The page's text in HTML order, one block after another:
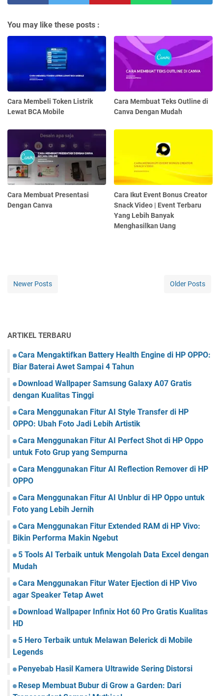
You may like these posts :
Cara Membeli Token Listrik
Lewat BCA Mobile
Cara Membuat Teks Outline di
Canva Dengan Mudah
Cara Membuat Presentasi
Dengan Canva
Cara Ikut Event Bonus Creator
Snack Video | Event Terbaru
Yang Lebih Banyak
Menghasilkan Uang
Newer Posts Older Posts
ARTIKEL TERBARU
Cara Mengaktifkan Battery Health Engine di HP OPPO:
Biar Baterai Awet Sampai 4 Tahun
Download Wallpaper Samsung Galaxy A07 Gratis
dengan Kualitas Tinggi
Cara Menggunakan Fitur AI Style Transfer di HP
OPPO: Ubah Foto Jadi Lebih Artistik
Cara Menggunakan Fitur AI Perfect Shot di HP Oppo
untuk Foto Grup yang Sempurna
Cara Menggunakan Fitur AI Reflection Remover di HP
OPPO
Cara Menggunakan Fitur AI Unblur di HP Oppo untuk
Foto yang Lebih Jernih
Cara Menggunakan Fitur Extended RAM di HP Vivo:
Bikin Performa Makin Ngebut
5 Tools AI Terbaik untuk Mengolah Data Excel dengan
Mudah
Cara Menggunakan Fitur Water Ejection di HP Vivo
agar Speaker Tetap Awet
Download Wallpaper Infinix Hot 60 Pro Gratis Kualitas
HD
5 Hero Terbaik untuk Melawan Belerick di Mobile
Legends
Penyebab Hasil Kamera Ultrawide Sering Distorsi
Resep Membuat Bubur di Grow a Garden: Dari